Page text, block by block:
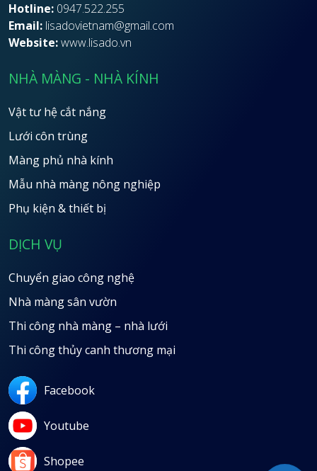
Hotline: 0947.522.255
Email: lisadovietnam@gmail.com
Website:www.lisado.vn
NHÀ MÀNG - NHÀ KÍNH
Vật tư hệ cắt nắng
Lưới côn trùng
Màng phủ nhà kính
Mẫu nhà màng nông nghiệp
Phụ kiện & thiết bị
DỊCH VỤ
Chuyển giao công nghệ
Nhà màng sân vườn
Thi công nhà màng – nhà lưới
Thi công thủy canh thương mại
Facebook
Youtube
Shopee